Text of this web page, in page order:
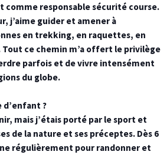
comme responsable sécurité course.
j’aime guider et amener à
en trekking, en raquettes, en
Tout ce chemin m’a offert le privilège
parfois et de vivre intensément
du globe.
d’enfant ?
mais j’étais porté par le sport et
de la nature et ses préceptes. Dès 6
régulièrement pour randonner et